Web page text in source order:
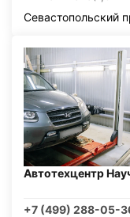
Севастопольский
Автотехцентр
+7 (499) 288-05-